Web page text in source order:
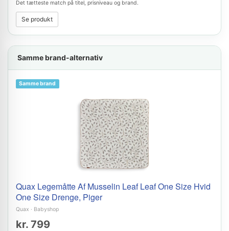
Det tætteste match på titel, prisniveau og brand.
Se produkt
Samme brand-alternativ
Samme brand
Quax Legemåtte Af Musselin Leaf Leaf One Size Hvid
One Size Drenge, Piger
Quax · Babyshop
kr. 799